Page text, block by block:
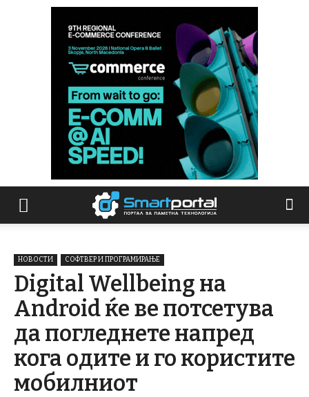
НОВОСТИ СОФТВЕР И ПРОГРАМИРАЊЕ
Digital Wellbeing на
Android ќе ве потсетува
да погледнете напред
кога одите и го користите
мобилниот